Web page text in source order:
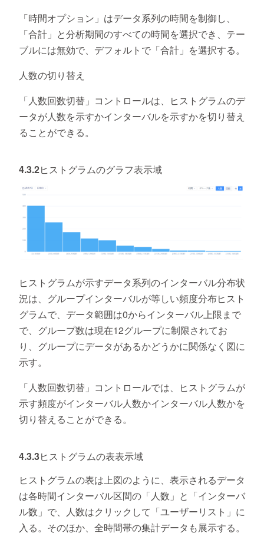
「時間オプション」はデータ系列の時間を制御し、
「合計」と分析期間のすべての時間を選択でき、テー
ブルには無効で、デフォルトで「合計」を選択する。
人数の切り替え
「人数回数切替」コントロールは、ヒストグラムのデ
ータが人数を示すかインターバルを示すかを切り替え
ることができる。
4.3.2ヒストグラムのグラフ表示域
ヒストグラムが示すデータ系列のインターバル分布状
況は、グループインターバルが等しい頻度分布ヒスト
グラムで、データ範囲は0からインターバル上限まで
で、グループ数は現在12グループに制限されてお
り、グループにデータがあるかどうかに関係なく図に
示す。
「人数回数切替」コントロールでは、ヒストグラムが
示す頻度がインターバル人数かインターバル人数かを
切り替えることができる。
4.3.3ヒストグラムの表表示域
ヒストグラムの表は上図のように、表示されるデータ
は各時間インターバル区間の「人数」と「インターバ
ル数」で、人数はクリックして「ユーザーリスト」に
入る。そのほか、全時間帯の集計データも展示する。